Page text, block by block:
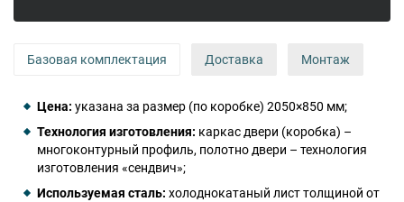
Базовая комплектация Доставка Монтаж
Цена: указана за размер (по коробке) 2050×850 мм;
Технология изготовления: каркас двери (коробка) –
многоконтурный профиль, полотно двери – технология
изготовления «сендвич»;
Используемая сталь: холоднокатаный лист толщиной от